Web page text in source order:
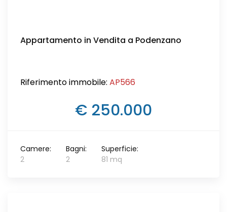
Appartamento in Vendita a Podenzano
Riferimento immobile: AP566
€ 250.000
Camere:
2
Bagni:
2
Superficie:
81 mq